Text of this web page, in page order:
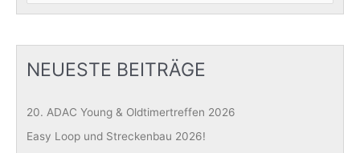
c
eNEUESTE BEITRÄGE
20. ADAC Young & Oldtimertreffen 2026
Easy Loop und Streckenbau 2026!